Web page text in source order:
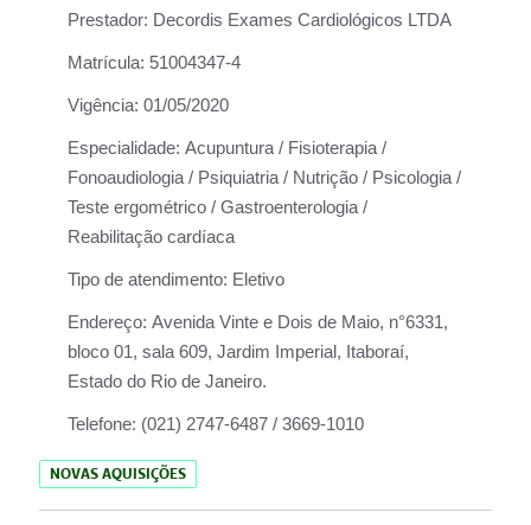
Prestador: Decordis Exames Cardiológicos LTDA
Matrícula: 51004347-4
Vigência: 01/05/2020
Especialidade: Acupuntura / Fisioterapia /
Fonoaudiologia / Psiquiatria / Nutrição / Psicologia /
Teste ergométrico / Gastroenterologia /
Reabilitação cardíaca
Tipo de atendimento: Eletivo
Endereço: Avenida Vinte e Dois de Maio, n°6331,
bloco 01, sala 609, Jardim Imperial, Itaboraí,
Estado do Rio de Janeiro.
Telefone: (021) 2747-6487 / 3669-1010
NOVAS AQUISIÇÕES